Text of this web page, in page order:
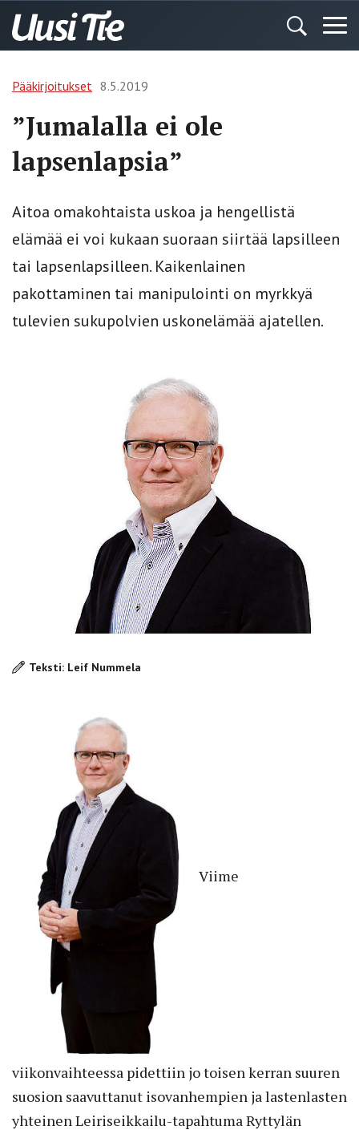
Pääkirjoitukset 8.5.2019
”Jumalalla ei ole
lapsenlapsia”
Aitoa omakohtaista uskoa ja hengellistä
elämää ei voi kukaan suoraan siirtää lapsilleen
tai lapsenlapsilleen. Kaikenlainen
pakottaminen tai manipulointi on myrkkyä
tulevien sukupolvien uskonelämää ajatellen.
Teksti: Leif Nummela
Viime
viikonvaihteessa pidettiin jo toisen kerran suuren
suosion saavuttanut isovanhempien ja lastenlasten
yhteinen Leiriseikkailu-tapahtuma Ryttylän